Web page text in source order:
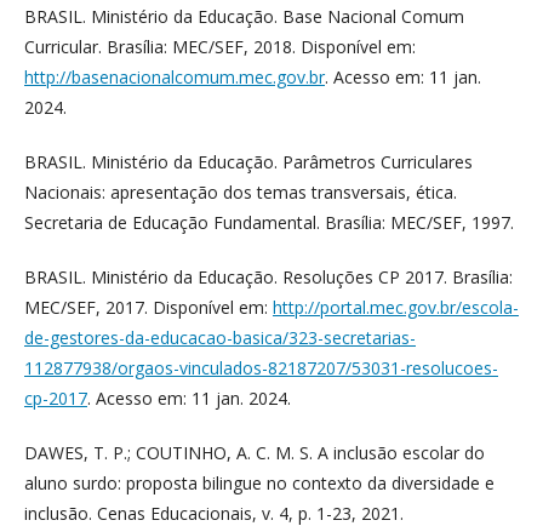
BRASIL. Ministério da Educação. Base Nacional Comum
Curricular. Brasília: MEC/SEF, 2018. Disponível em:
http://basenacionalcomum.mec.gov.br. Acesso em: 11 jan.
2024.
BRASIL. Ministério da Educação. Parâmetros Curriculares
Nacionais: apresentação dos temas transversais, ética.
Secretaria de Educação Fundamental. Brasília: MEC/SEF, 1997.
BRASIL. Ministério da Educação. Resoluções CP 2017. Brasília:
MEC/SEF, 2017. Disponível em: http://portal.mec.gov.br/escola-
de-gestores-da-educacao-basica/323-secretarias-
112877938/orgaos-vinculados-82187207/53031-resolucoes-
cp-2017. Acesso em: 11 jan. 2024.
DAWES, T. P.; COUTINHO, A. C. M. S. A inclusão escolar do
aluno surdo: proposta bilingue no contexto da diversidade e
inclusão. Cenas Educacionais, v. 4, p. 1-23, 2021.